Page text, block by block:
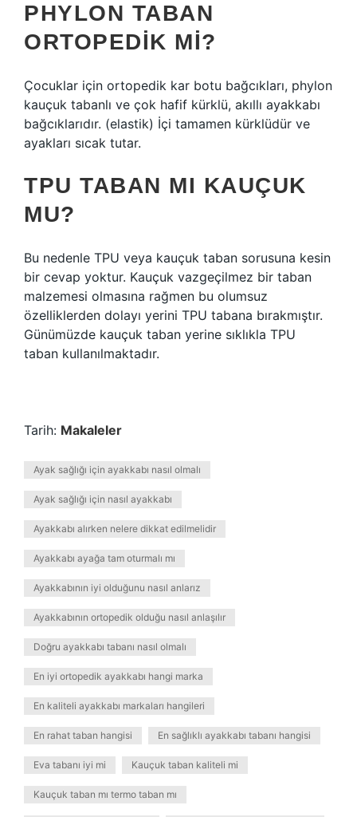
PHYLON TABAN
ORTOPEDIK MI?
Çocuklar için ortopedik kar botu bağcıkları, phylon
kauçuk tabanlı ve çok hafif kürklü, akıllı ayakkabı
bağcıklarıdır. (elastik) İçi tamamen kürklüdür ve
ayakları sıcak tutar.
TPU TABAN MI KAUÇUK
MU?
Bu nedenle TPU veya kauçuk taban sorusuna kesin
bir cevap yoktur. Kauçuk vazgeçilmez bir taban
malzemesi olmasına rağmen bu olumsuz
özelliklerden dolayı yerini TPU tabana bırakmıştır.
Günümüzde kauçuk taban yerine sıklıkla TPU
taban kullanılmaktadır.
Tarih: Makaleler
Ayak sağlığı için ayakkabı nasıl olmalı
Ayak sağlığı için nasıl ayakkabı
Ayakkabı alırken nelere dikkat edilmelidir
Ayakkabı ayağa tam oturmalı mı
Ayakkabının iyi olduğunu nasıl anlarız
Ayakkabının ortopedik olduğu nasıl anlaşılır
Doğru ayakkabı tabanı nasıl olmalı
En iyi ortopedik ayakkabı hangi marka
En kaliteli ayakkabı markaları hangileri
En rahat taban hangisi En sağlıklı ayakkabı tabanı hangisi
Eva tabanı iyi mi Kauçuk taban kaliteli mi
Kauçuk taban mı termo taban mı